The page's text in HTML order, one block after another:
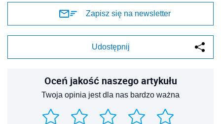
Zapisz się na newsletter
Udostępnij
Oceń jakość naszego artykułu
Twoja opinia jest dla nas bardzo ważna